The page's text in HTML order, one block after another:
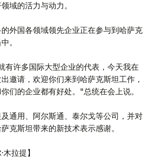
域的活力与动力。
外国各领域领先企业正在参与到哈萨克
。
有许多国际大型企业的代表，今天我在
邀请，欢迎你们来到哈萨克斯坦工作，
们的企业都有好处。"总统在会上说。
通用、阿尔斯通、泰尔戈等公司，并对
克斯坦带来的新技术表示感谢。
木拉提】